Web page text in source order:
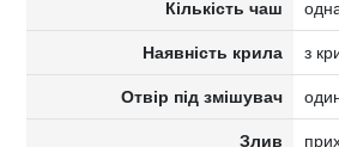
Кількість чаш
Наявність крила з
Отвір під змішувач
Злив